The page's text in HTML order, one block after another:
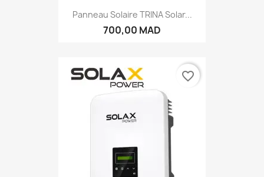
Panneau Solaire TRINA Solar...
700,00 MAD
favorite_border